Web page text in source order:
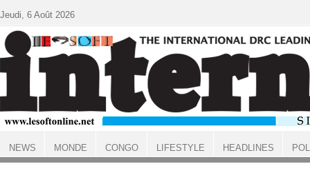
ACCUEIL
Jeudi, 6 Août 2026
NEWS MONDE CONGO LIFESTYLE HEADLINES